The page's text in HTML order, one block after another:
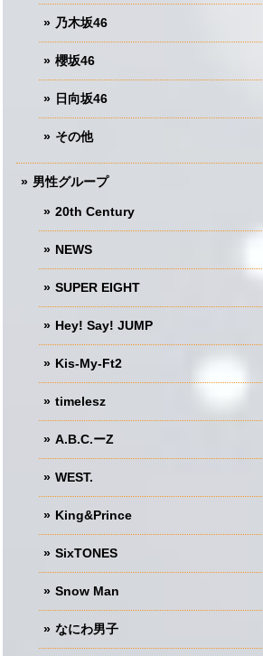
乃木坂46
櫻坂46
日向坂46
その他
男性グループ
20th Century
NEWS
SUPER EIGHT
Hey! Say! JUMP
Kis-My-Ft2
timelesz
A.B.C.ーZ
WEST.
King&Prince
SixTONES
Snow Man
なにわ男子